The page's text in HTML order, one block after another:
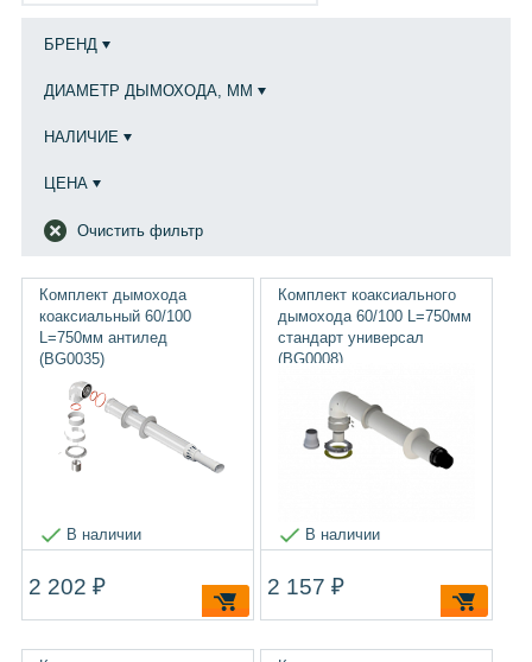
БРЕНД
ДИАМЕТР ДЫМОХОДА, ММ
НАЛИЧИЕ
ЦЕНА
Очистить фильтр
Комплект дымохода
коаксиальный 60/100
L=750мм антилед
(BG0035)
В наличии
2 202 ₽
Комплект коаксиального
дымохода 60/100 L=750мм
стандарт универсал
(BG0008)
В наличии
2 157 ₽